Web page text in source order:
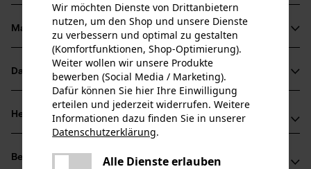
Gute Schreibeigenschaften ohne Fließspuren
Produktdetails
Aktivitätstyp
Markieren
Altersgruppe
Material & Pflege
Material
Hauptmaterial
Datenblätter
Herstellerdatenblatt (PDF)
Sicherheitsdatenblätter (PDF)
Herstellerinformationen
Kreuzerweg 13
Bewertungen
Wir möchten Dienste von Drittanbietern
nutzen, um den Shop und unsere Dienste
zu verbessern und optimal zu gestalten
(Komfortfunktionen, Shop-Optimierung).
Weiter wollen wir unsere Produkte
bewerben (Social Media / Marketing).
Dafür können Sie hier Ihre Einwilligung
erteilen und jederzeit widerrufen. Weitere
Informationen dazu finden Sie in unserer
Datenschutzerklärung.
Alle Dienste erlauben
Es ist ein Fehler aufgetreten. Bitte